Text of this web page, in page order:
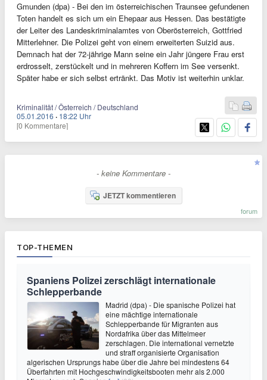
Gmunden (dpa) - Bei den im österreichischen Traunsee gefundenen
Toten handelt es sich um ein Ehepaar aus Hessen. Das bestätigte
der Leiter des Landeskriminalamtes von Oberösterreich, Gottfried
Mitterlehner. Die Polizei geht von einem erweiterten Suizid aus.
Demnach hat der 72-jährige Mann seine ein Jahr jüngere Frau erst
erdrosselt, zerstückelt und in mehreren Koffern im See versenkt.
Später habe er sich selbst ertränkt. Das Motiv ist weiterhin unklar.
Kriminalität / Österreich / Deutschland
05.01.2016 · 18:22 Uhr
[0 Kommentare]
- keine Kommentare -
JETZT kommentieren
forum
TOP-THEMEN
Spaniens Polizei zerschlägt internationale
Schlepperbande
Madrid (dpa) - Die spanische Polizei hat
eine mächtige internationale
Schlepperbande für Migranten aus
Nordafrika über das Mittelmeer
zerschlagen. Die international vernetzte
und straff organisierte Organisation
algerischen Ursprungs habe über die Jahre bei mindestens 64
Überfahrten mit Hochgeschwindigkeitsbooten mehr als 2.000